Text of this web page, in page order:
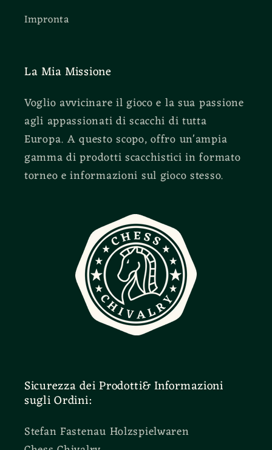
Impronta
La Mia Missione
Voglio avvicinare il gioco e la sua passione
agli appassionati di scacchi di tutta
Europa. A questo scopo, offro un'ampia
gamma di prodotti scacchistici in formato
torneo e informazioni sul gioco stesso.
Sicurezza dei Prodotti& Informazioni
sugli Ordini:
Stefan Fastenau Holzspielwaren